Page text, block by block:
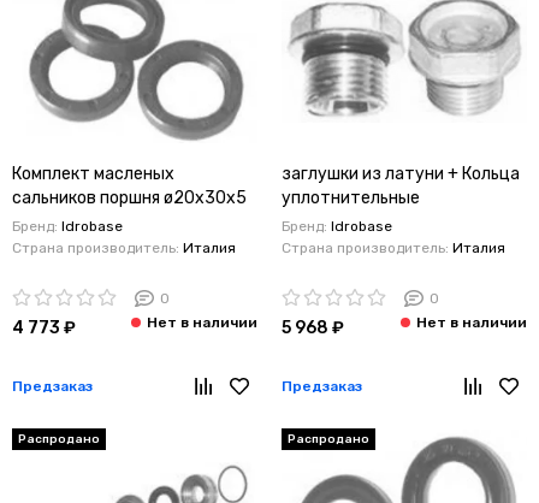
Комплект масленых
сальников поршня ø20x30x5
Interpump/Generalpump
серии 49-50
Бренд: Idrobase
Страна производитель: Италия
0
4 773 ₽
Предзаказ
заглушки из латуни + Кольца
уплотнительные
Interpump/Generalpump
серии 49-50
Бренд: Idrobase
Страна производитель: Италия
0
5 968 ₽
Предзаказ
Распродано Распродано